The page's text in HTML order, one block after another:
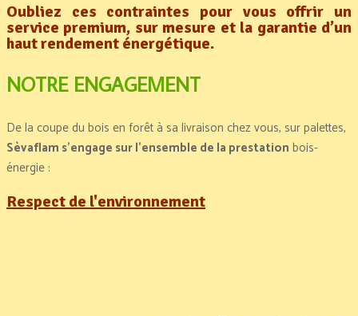
Oubliez ces contraintes pour vous offrir un
service premium, sur mesure et la garantie d’un
haut rendement énergétique.
NOTRE ENGAGEMENT
De la coupe du bois en forêt à sa livraison chez vous, sur palettes,
Sèvaflam s’engage sur l’ensemble de la prestation bois-
énergie :
Respect de l'environnement